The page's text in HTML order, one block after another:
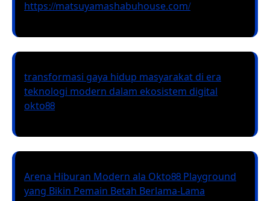
https://matsuyamashabuhouse.com/
transformasi gaya hidup masyarakat di era
teknologi modern dalam ekosistem digital
okto88
Arena Hiburan Modern ala Okto88 Playground
yang Bikin Pemain Betah Berlama-Lama